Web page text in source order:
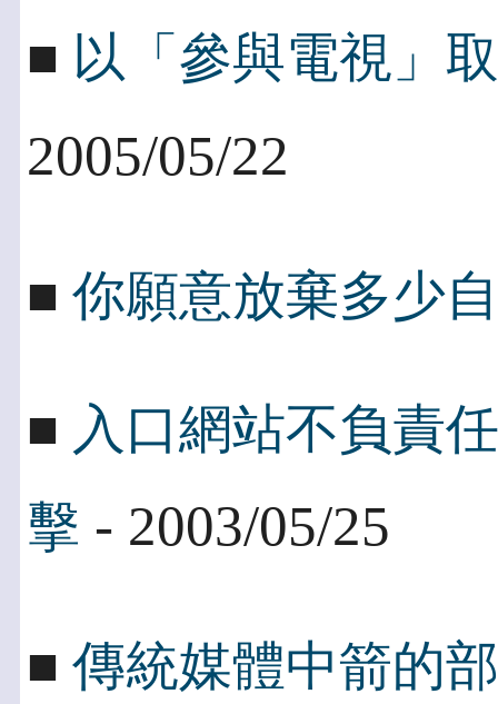
■ 以「參與電視」
2005/05/22
■ 你願意放棄多少
■ 入口網站不負責
擊 - 2003/05/25
■ 傳統媒體中箭的